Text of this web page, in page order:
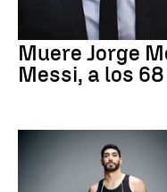
Muere Jorge
Messi, a los